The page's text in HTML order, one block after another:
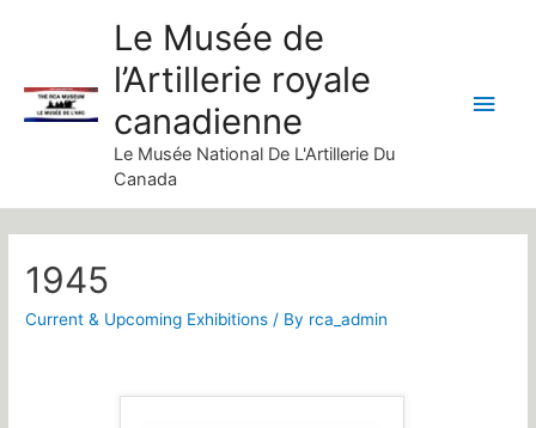
Le Musée de
l’Artillerie royale
canadienne
Le Musée National De L'Artillerie Du
Canada
Main
1945
Current & Upcoming Exhibitions / By rca_admin